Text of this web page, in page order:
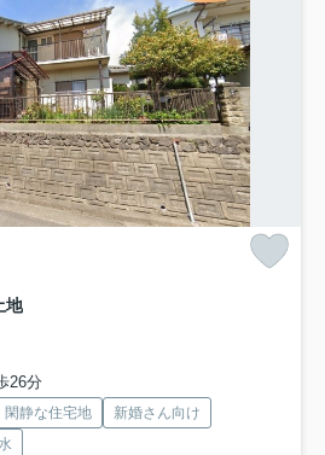
地
26分
閑静な住宅地
新婚さん向け